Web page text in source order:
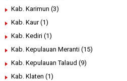
Kab. Karimun (3)
Kab. Kaur (1)
Kab. Kediri (1)
Kab. Kepulauan Meranti (15)
Kab. Kepulauan Talaud (9)
Kab. Klaten (1)